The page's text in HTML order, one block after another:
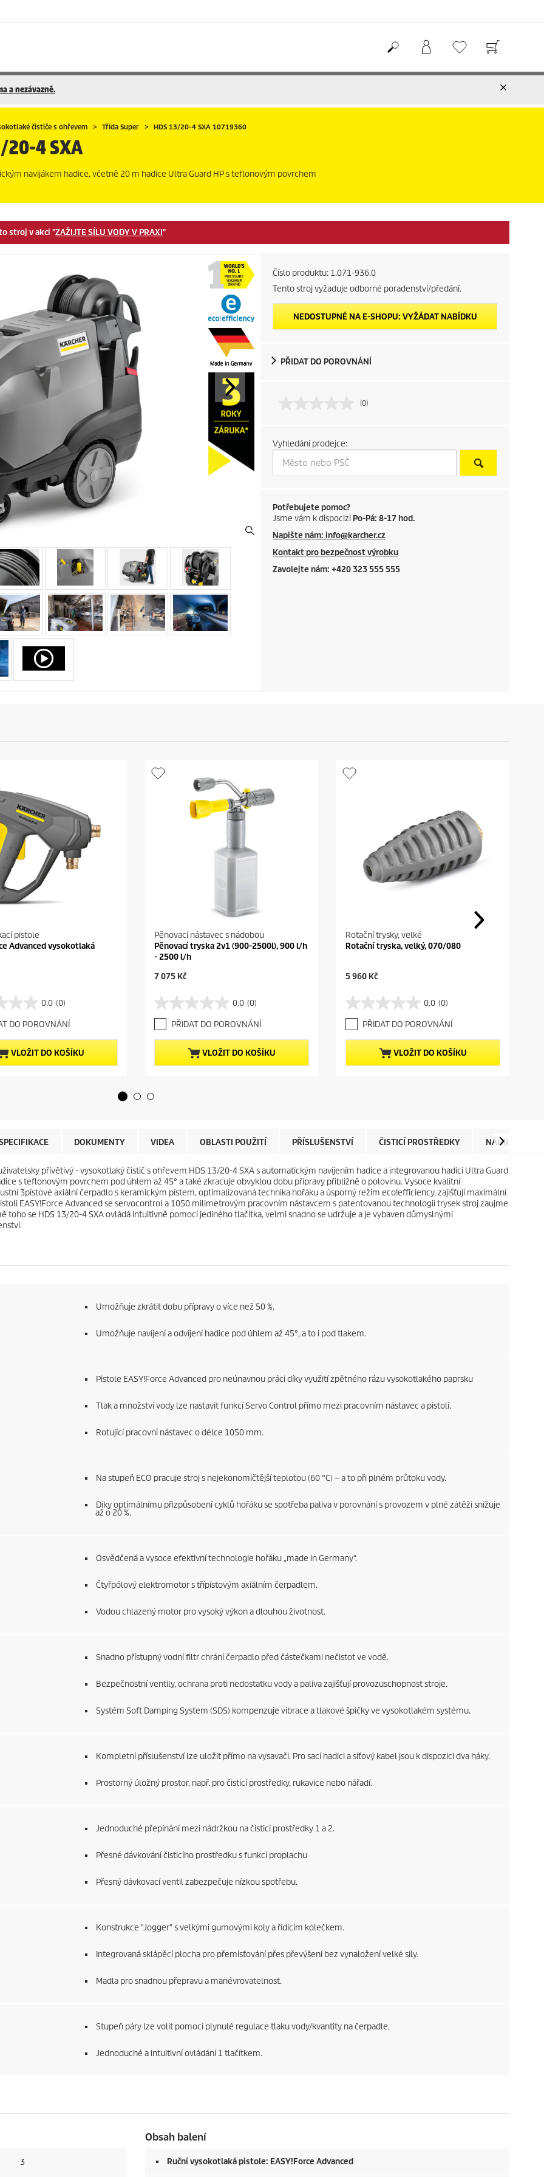
a nezávazně.
čističe s ohřevem Třída Super HDS 13/20-4 SXA 10719360
20-4 SXA
navijákem hadice, včetně 20 m hadice Ultra Guard HP s teflonovým povrchem
stroj v akci "ZAŽIJTE SÍLU VODY V PRAXI"
Číslo produktu: 1.071-936.0
Tento stroj vyžaduje odborné poradenství/předání.
NEDOSTUPNÉ NA E-SHOPU: VYŽÁDAT NABÍDKU
PŘIDAT DO POROVNÁNÍ
(0)
Vyhledání prodejce:
Potřebujete pomoc?
Jsme vám k dispocizi Po-Pá: 8-17 hod.
Napište nám: info@karcher.cz
Kontakt pro bezpečnost výrobku
Zavolejte nám: +420 323 555 555
pistole
Advanced vysokotlaká
0.0 (0)
DO POROVNÁNÍ
VLOŽIT DO KOŠÍKU
Pěnovací nástavec s nádobou
Pěnovací tryska 2v1 (900-2500l), 900 l/h
- 2500 l/h
C
e
n
t
p
r
u
r
e
7 075 Kč
0.0 (0)
0
.
0
z
5
h
e
PŘIDAT DO POROVNÁNÍ
VLOŽIT DO KOŠÍKU
Rotační trysky, velké
Rotační tryska, velký, 070/080
C
e
n
t
p
r
r
e
5 960 Kč
0.0 (0)
0
.
0
z
5
h
e
PŘIDAT DO POROVNÁNÍ
VLOŽIT DO KOŠÍKU
DOKUMENTY VIDEA OBLASTI POUŽITÍ PŘÍSLUŠENSTVÍ ČISTICÍ PROSTŘEDKY NÁHRADNÍ
přívětivý - vysokotlaký čistič s ohřevem HDS 13/20-4 SXA s automatickým navíjením hadice a integrovanou hadicí Ultra Guard
s teflonovým povrchem pod úhlem až 45° a také zkracuje obvyklou dobu přípravy přibližně o polovinu. Vysoce kvalitní
3pístové axiální čerpadlo s keramickým pístem, optimalizovaná technika hořáku a úsporný režim eco!efficiency, zajišťují maximální
EASY!Force Advanced se servocontrol a 1050 milimetrovým pracovním nástavcem s patentovanou technologií trysek stroj zaujme
toho se HDS 13/20-4 SXA ovládá intuitivně pomocí jediného tlačítka, velmi snadno se udržuje a je vybaven důmyslnými
Umožňuje zkrátit dobu přípravy o více než 50 %.
Umožňuje navíjení a odvíjení hadice pod úhlem až 45°, a to i pod tlakem.
Pistole EASY!Force Advanced pro neúnavnou práci díky využití zpětného rázu vysokotlakého paprsku
Tlak a množství vody lze nastavit funkcí Servo Control přímo mezi pracovním nástavec a pistolí.
Rotující pracovní nástavec o délce 1050 mm.
Na stupeň ECO pracuje stroj s nejekonomičtější teplotou (60 °C) – a to při plném průtoku vody.
Díky optimálnímu přizpůsobení cyklů hořáku se spotřeba paliva v porovnání s provozem v plné zátěži snižuje
až o 20 %.
Osvědčená a vysoce efektivní technologie hořáku „made in Germany“.
Čtyřpólový elektromotor s třípístovým axiálním čerpadlem.
Vodou chlazený motor pro vysoký výkon a dlouhou životnost.
Snadno přístupný vodní filtr chrání čerpadlo před částečkami nečistot ve vodě.
Bezpečnostní ventily, ochrana proti nedostatku vody a paliva zajišťují provozuschopnost stroje.
Systém Soft Damping System (SDS) kompenzuje vibrace a tlakové špičky ve vysokotlakém systému.
Kompletní příslušenství lze uložit přímo na vysavači. Pro sací hadici a síťový kabel jsou k dispozici dva háky.
Prostorný úložný prostor, např. pro čisticí prostředky, rukavice nebo nářadí.
Jednoduché přepínání mezi nádržkou na čisticí prostředky 1 a 2.
Přesné dávkování čisticího prostředku s funkcí proplachu
Přesný dávkovací ventil zabezpečuje nízkou spotřebu.
Konstrukce "Jogger" s velkými gumovými koly a řídicím kolečkem.
Integrovaná sklápěcí plocha pro přemísťování přes převýšení bez vynaložení velké síly.
Madla pro snadnou přepravu a manévrovatelnost.
Stupeň páry lze volit pomocí plynulé regulace tlaku vody/kvantity na čerpadle.
Jednoduché a intuitivní ovládání 1 tlačítkem.
3
Obsah balení
Ruční vysokotlaká pistole: EASY!Force Advanced